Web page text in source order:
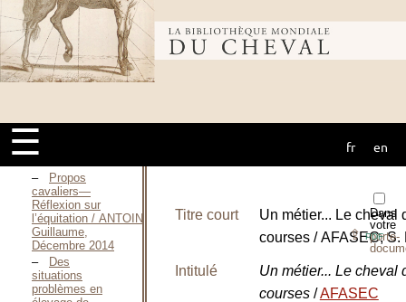
Bibliothèque
mondiale du
cheval
☰ fr en
Métiers du cheval
(144)
Propos
cavaliers—
Réflexion sur
l’équitation / ANTOINE
Guillaume,
Décembre 2014
Des
situations
problèmes en
Dans
votre
porte-
⇪PDF
Titre court
Un métier... Le cheval
courses / AFASEC, S.
Intitulé
Un métier... Le cheval
courses /AFASEC